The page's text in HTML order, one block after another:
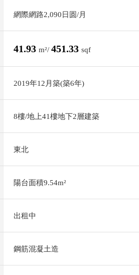
網際網路2,090日圆/月
41.93 m²/ 451.33 sqf
2019年12月築(築6年)
8樓/地上41樓地下2層建築
東北
陽台面積9.54m²
出租中
鋼筋混凝土造